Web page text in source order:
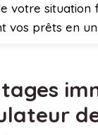
votre situation
vos prêts en